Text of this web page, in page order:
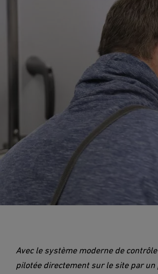
Avec le système moderne de
pilotée directement sur le site par